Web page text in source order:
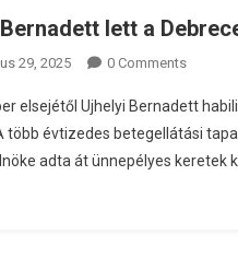
lett a
29, 2025 0 Comments
elsejétől Ujhelyi Bernadett
több évtizedes betegellátási
adta át ünnepélyes keretek